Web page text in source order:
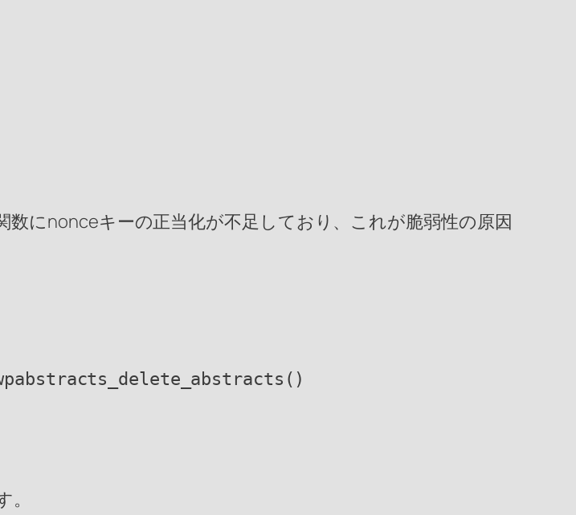
にnonceキーの正当化が不足しており、これが脆弱性の原因